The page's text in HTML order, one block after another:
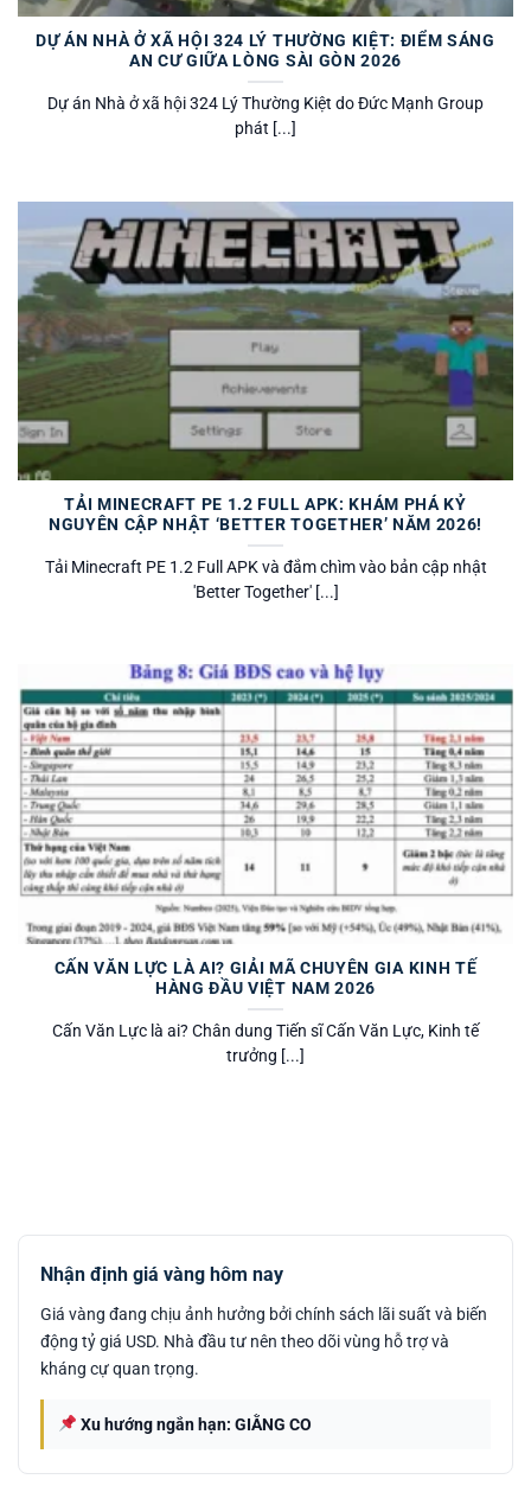
DỰ ÁN NHÀ Ở XÃ HỘI 324 LÝ THƯỜNG KIỆT: ĐIỂM SÁNG
AN CƯ GIỮA LÒNG SÀI GÒN 2026
Dự án Nhà ở xã hội 324 Lý Thường Kiệt do Đức Mạnh Group
phát [...]
TẢI MINECRAFT PE 1.2 FULL APK: KHÁM PHÁ KỶ
NGUYÊN CẬP NHẬT ‘BETTER TOGETHER’ NĂM 2026!
Tải Minecraft PE 1.2 Full APK và đắm chìm vào bản cập nhật
'Better Together' [...]
CẤN VĂN LỰC LÀ AI? GIẢI MÃ CHUYÊN GIA KINH TẾ
HÀNG ĐẦU VIỆT NAM 2026
Cấn Văn Lực là ai? Chân dung Tiến sĩ Cấn Văn Lực, Kinh tế
trưởng [...]
Nhận định giá vàng hôm nay
Giá vàng đang chịu ảnh hưởng bởi chính sách lãi suất và biến
động tỷ giá USD. Nhà đầu tư nên theo dõi vùng hỗ trợ và
kháng cự quan trọng.
Xu hướng ngắn hạn: GIẰNG CO